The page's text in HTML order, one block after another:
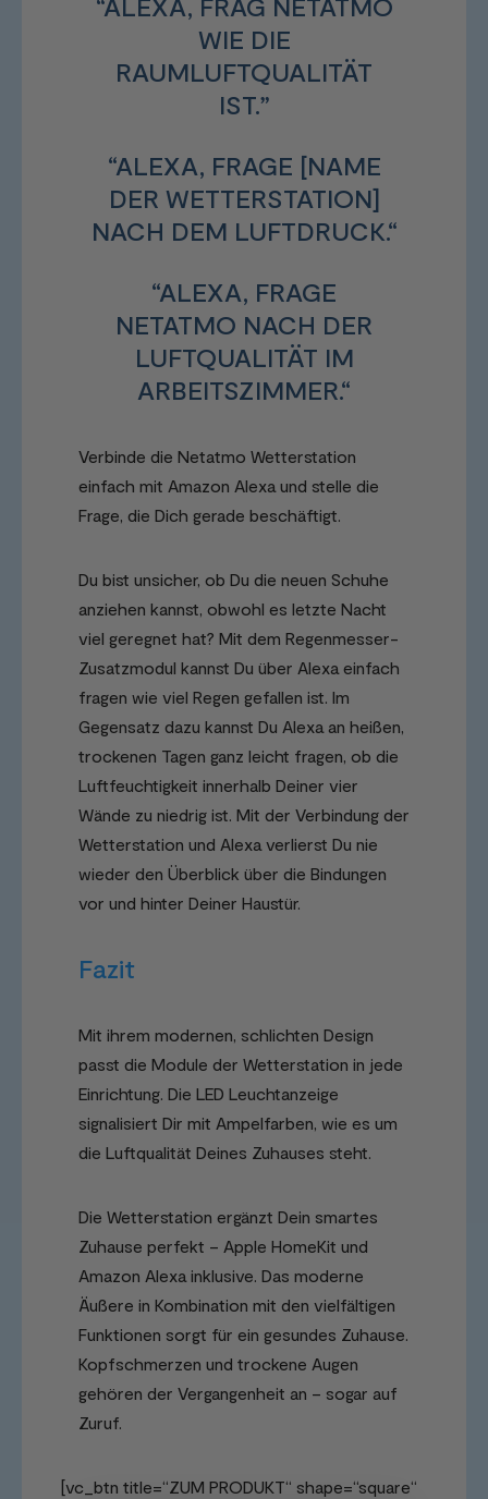
WIE DIE
RAUMLUFTQUALITÄT
IST.”
“ALEXA, FRAGE [NAME
DER WETTERSTATION]
NACH DEM LUFTDRUCK.“
“ALEXA, FRAGE
NETATMO NACH DER
LUFTQUALITÄT IM
ARBEITSZIMMER.“
Verbinde die Netatmo Wetterstation
einfach mit Amazon Alexa und stelle die
Frage, die Dich gerade beschäftigt.
Du bist unsicher, ob Du die neuen Schuhe
anziehen kannst, obwohl es letzte Nacht
viel geregnet hat? Mit dem Regenmesser-
Zusatzmodul kannst Du über Alexa einfach
fragen wie viel Regen gefallen ist. Im
Gegensatz dazu kannst Du Alexa an heißen,
trockenen Tagen ganz leicht fragen, ob die
Luftfeuchtigkeit innerhalb Deiner vier
Wände zu niedrig ist. Mit der Verbindung der
Wetterstation und Alexa verlierst Du nie
wieder den Überblick über die Bindungen
vor und hinter Deiner Haustür.
Fazit
Mit ihrem modernen, schlichten Design
passt die Module der Wetterstation in jede
Einrichtung. Die LED Leuchtanzeige
signalisiert Dir mit Ampelfarben, wie es um
die Luftqualität Deines Zuhauses steht.
Die Wetterstation ergänzt Dein smartes
Zuhause perfekt – Apple HomeKit und
Amazon Alexa inklusive. Das moderne
Äußere in Kombination mit den vielfältigen
Funktionen sorgt für ein gesundes Zuhause.
Kopfschmerzen und trockene Augen
gehören der Vergangenheit an – sogar auf
Zuruf.
[vc_btn title=“ZUM PRODUKT“ shape=“square“